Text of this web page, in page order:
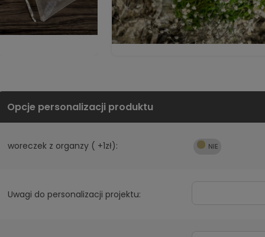
woreczek z organzy ( +1zł):
Uwagi do personalizacji projektu: